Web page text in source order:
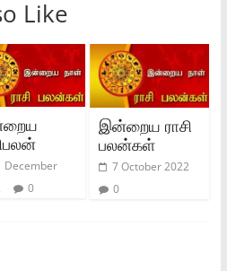
Like
December
0
இன்றைய ராசி
பலன்கள்
7 October 2022
0